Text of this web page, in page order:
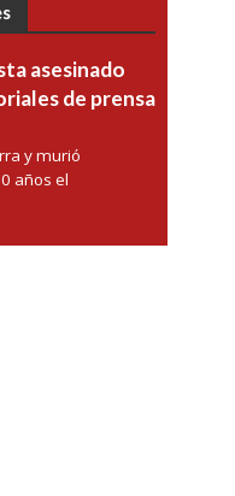
asesinado
de prensa
y murió
años el